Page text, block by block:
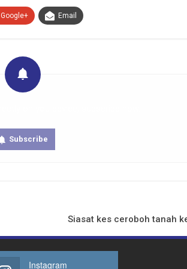
Google+ Email
Subscribe
Siasat kes ceroboh tanah
Instagram